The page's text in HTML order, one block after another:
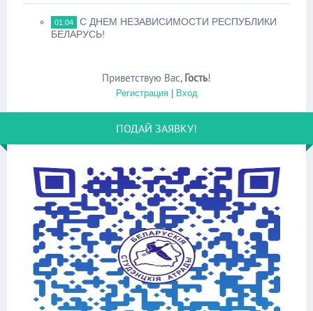
01:04
С ДНЕМ НЕЗАВИСИМОСТИ РЕСПУБЛИКИ
БЕЛАРУСЬ!
Приветствую Вас, Гость!
Регистрация| Вход
ПОДАЙ ЗАЯВКУ!